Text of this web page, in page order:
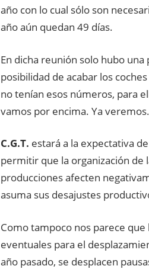
año con lo cual sólo son
año aún quedan 49 días.
En dicha reunión solo hubo
posibilidad de acabar los
no tenían esos números, para
vamos por encima. Ya veremos.
C.G.T. estará a la expectativa
permitir que la organización de
producciones afecten
asuma sus desajustes
Como tampoco nos parece
eventuales para el
año pasado, se desplacen